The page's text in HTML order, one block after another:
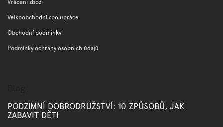
Vrácení zboží
Velkoobchodní spolupráce
Obchodní podmínky
Podmínky ochrany osobních údajů
PODZIMNÍ DOBRODRUŽSTVÍ: 10 ZPŮSOBŮ, JAK
ZABAVIT DĚTI